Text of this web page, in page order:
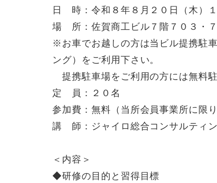
日 時：令和８年８月２０日（木）
場 所：佐賀商工ビル７階７０３・
※お車でお越しの方は当ビル提携駐
ング）をご利用下さい。
提携駐車場をご利用の方には無料
定 員：２０名
参加費：無料（当所会員事業所に限り
講 師：ジャイロ総合コンサルテ
＜内容＞
◆研修の目的と習得目標